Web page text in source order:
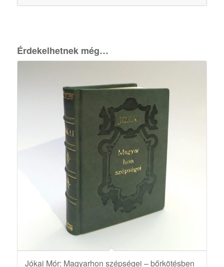
Érdekelhetnek még…
Jókai Mór: Magyarhon szépségei – bőrkötésben